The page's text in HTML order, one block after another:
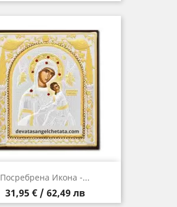
Посребрена Икона -...
Цена
31,95 € / 62,49 лв